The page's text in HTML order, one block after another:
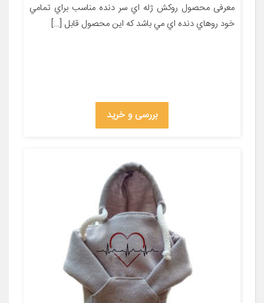
معرفی محصول روکش ژله اي سر دنده مناسب براي تمامي
خود روهاي دنده اي مي باشد که اين محصول قابل […]
بررسی و خرید